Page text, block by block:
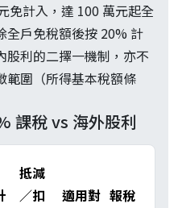
免計入，達 100 萬元起全
全戶免稅額後按 20% 計
股利的二擇一機制，亦不
範圍（所得基本稅額條
課稅 vs 海外股利
抵減
／扣
適用對 報稅